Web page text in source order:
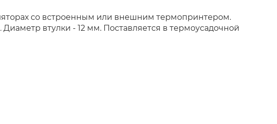
со встроенным или внешним термопринтером.
втулки - 12 мм. Поставляется в термоусадочной